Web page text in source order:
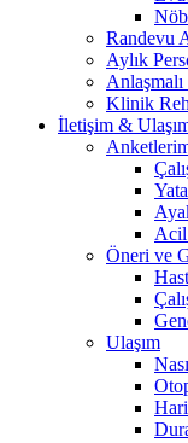
Randevu
Aylık
Klinik
İletişim &
Acil
Öneri ve
Ulaşım